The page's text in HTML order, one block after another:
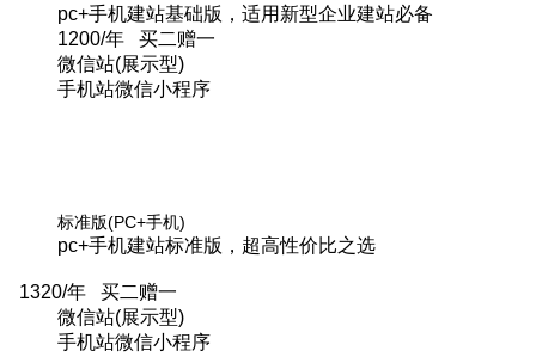
pc+手机建站基础版，适用新型企业建站必备
1200/年 买二赠一
微信站(展示型)
手机站微信小程序
标准版(PC+手机)
pc+手机建站标准版，超高性价比之选
1320/年 买二赠一
微信站(展示型)
手机站微信小程序